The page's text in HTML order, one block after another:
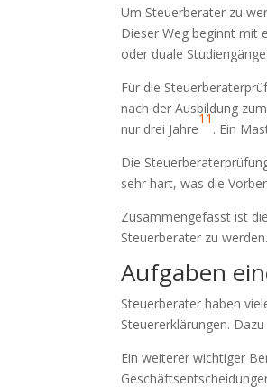
Um Steuerberater zu
Dieser Weg beginnt mit
oder duale
Für die
nach der Ausbildung
nur drei Jahre
11
. Ein
Die
sehr hart, was die
Zusammengefasst ist
Steuerberater zu
Aufgaben
Steuerberater haben
Steuererklärungen.
Ein weiterer wichtiger